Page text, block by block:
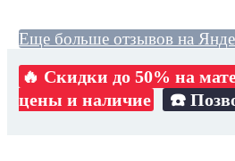
Еще больше отзывов на
🔥 Скидки до 50% на
цены и наличие
☎️